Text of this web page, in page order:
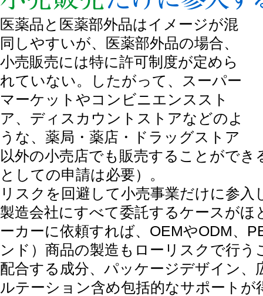
医薬品と医薬部外品はイメージが混
同しやすいが、医薬部外品の場合、
小売販売には特に許可制度が定めら
れていない。したがって、スーパー
マーケットやコンビニエンススト
ア、ディスカウントストアなどのよ
うな、薬局・薬店・ドラッグストア
以外の小売店でも販売することができ
としての申請は必要）。
リスクを回避して小売事業だけに参入
製造会社にすべて委託するケースがほ
ーカーに依頼すれば、OEMやODM、
ンド）商品の製造もローリスクで行
配合する成分、パッケージデザイン、
ルテーション含め包括的なサポートが